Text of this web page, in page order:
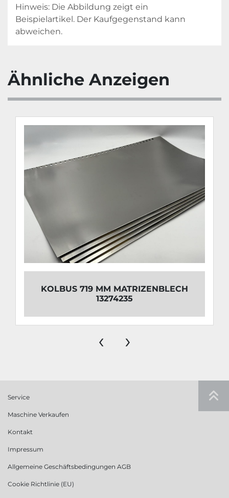
Hinweis: Die Abbildung zeigt ein
Beispielartikel. Der Kaufgegenstand kann
abweichen.
Ähnliche Anzeigen
KOLBUS 719 MM MATRIZENBLECH
13274235
‹ ›
Service
Maschine Verkaufen
Kontakt
Impressum
Allgemeine Geschäftsbedingungen AGB
Cookie Richtlinie (EU)